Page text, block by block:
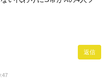
返信